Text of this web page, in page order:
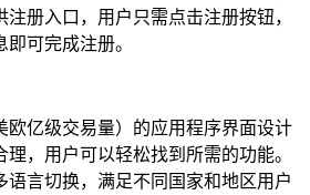
册入口，用户只需点击注册按钮，
可完成注册。
欧亿级交易量）的应用程序界面设计
，用户可以轻松找到所需的功能。
语言切换，满足不同国家和地区用户